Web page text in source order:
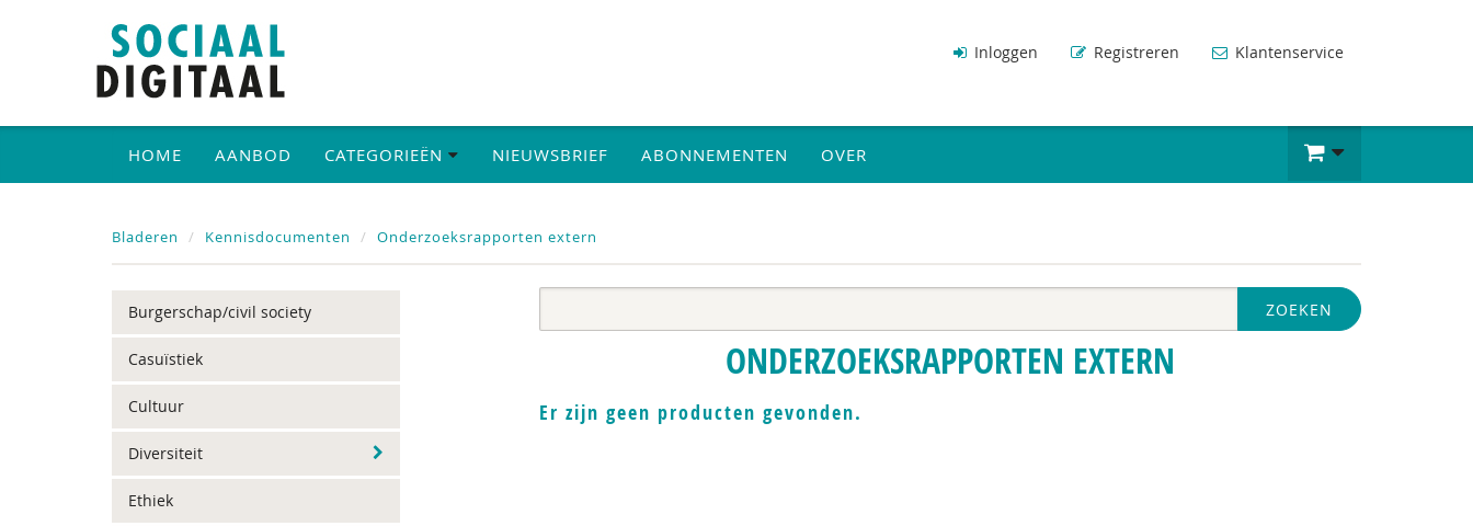
Inloggen Registreren Klantenservice
HOME AANBOD CATEGORIEËN NIEUWSBRIEF ABONNEMENTEN OVER
Bladeren Kennisdocumenten Onderzoeksrapporten extern
Burgerschap/civil society
Casuïstiek
Cultuur
Diversiteit
Ethiek
ZOEKEN
ONDERZOEKSRAPPORTEN EXTERN
Er zijn geen producten gevonden.